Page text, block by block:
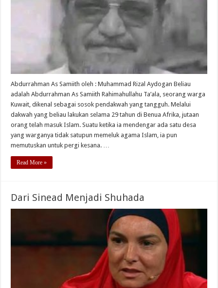
Abdurrahman As Samiith oleh : Muhammad Rizal Aydogan Beliau
adalah Abdurrahman As Samiith Rahimahullahu Ta’ala, seorang warga
Kuwait, dikenal sebagai sosok pendakwah yang tangguh. Melalui
dakwah yang beliau lakukan selama 29 tahun di Benua Afrika, jutaan
orang telah masuk Islam. Suatu ketika ia mendengar ada satu desa
yang warganya tidak satupun memeluk agama Islam, ia pun
memutuskan untuk pergi kesana. …
Read More »
Dari Sinead Menjadi Shuhada